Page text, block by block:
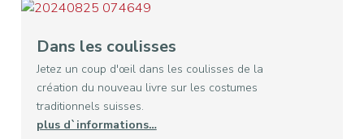
Dans les coulisses
Jetez un coup d'œil dans les coulisses de la
création du nouveau livre sur les costumes
traditionnels suisses.
plus d`informations…